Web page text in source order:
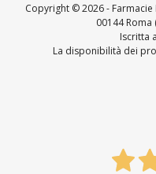
Copyright ©2026 -
00144 Roma
Iscritta
La disponibilità dei